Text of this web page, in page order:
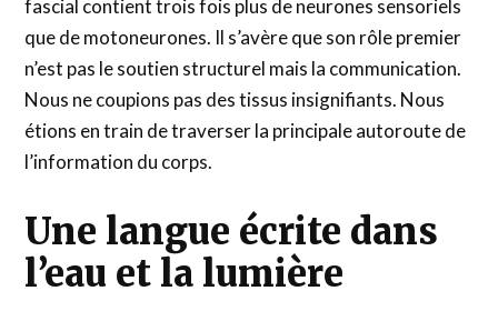
fascial contient trois fois plus de neurones sensoriels
que de motoneurones. Il s’avère que son rôle premier
n’est pas le soutien structurel mais la communication.
Nous ne coupions pas des tissus insignifiants. Nous
étions en train de traverser la principale autoroute de
l’information du corps.
Une langue écrite dans
l’eau et la lumière